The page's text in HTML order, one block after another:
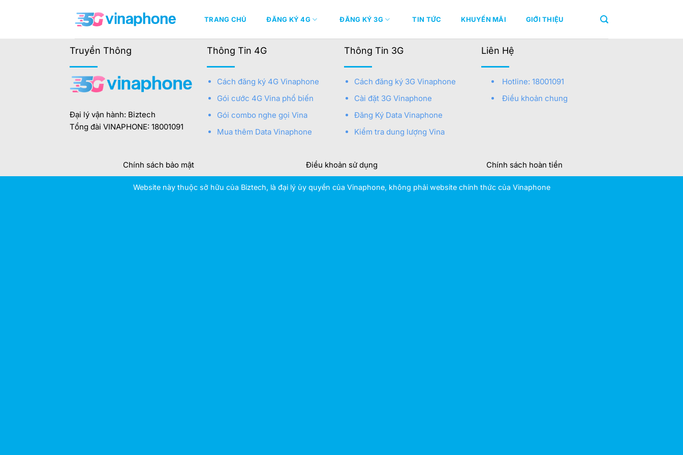
TRANG CHỦ ĐĂNG KÝ 4G ĐĂNG KÝ 3G TIN TỨC KHUYẾN MÃI GIỚI THIỆU
Truyền Thông
Đại lý vận hành: Biztech
Tổng đài VINAPHONE: 18001091
Thông Tin 4G
Cách đăng ký 4G Vinaphone
Gói cước 4G Vina phổ biến
Gói combo nghe gọi Vina
Mua thêm Data Vinaphone
Thông Tin 3G
Cách đăng ký 3G Vinaphone
Cài đặt 3G Vinaphone
Đăng Ký Data Vinaphone
Kiểm tra dung lượng Vina
Liên Hệ
Hotline: 18001091
Điều khoản chung
Chính sách bảo mật Điều khoản sử dụng Chính sách hoàn tiền
Website này thuộc sở hữu của Biztech, là đại lý ủy quyền của Vinaphone, không phải website chính thức của Vinaphone